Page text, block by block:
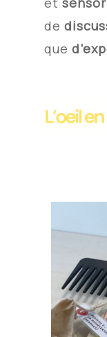
de
que